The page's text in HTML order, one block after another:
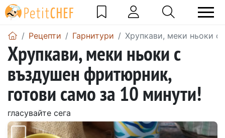
Рецепти Гарнитури Хрупкави, меки ньоки с
Хрупкави, меки ньоки с
въздушен фритюрник,
готови само за 10 минути!
гласувайте сега